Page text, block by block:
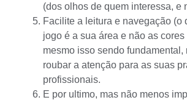
(dos olhos de quem interessa, e
Facilite a leitura e navegação (o
jogo é a sua área e não as
mesmo isso sendo fundamental,
roubar a atenção para as suas
profissionais.
E por ultimo, mas não menos